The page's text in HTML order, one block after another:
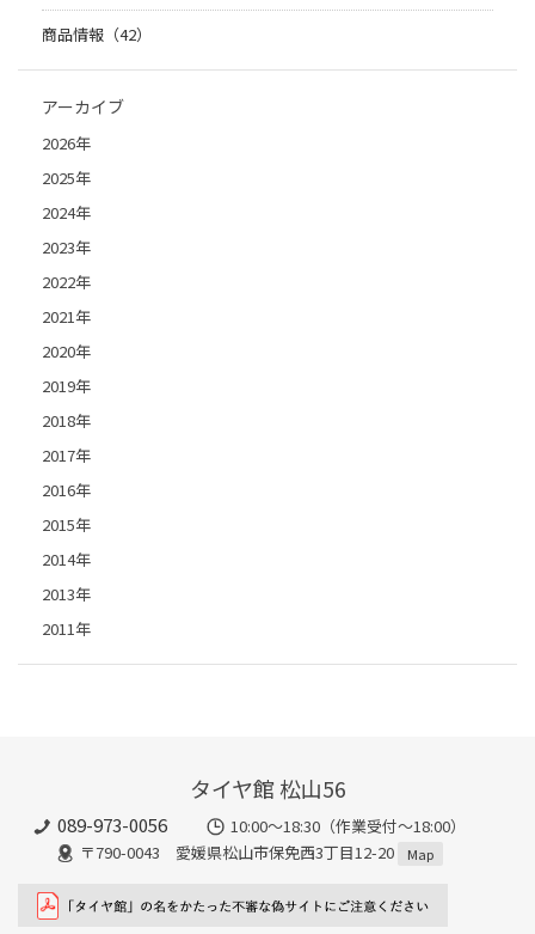
商品情報（42）
アーカイブ
2026年
2025年
2024年
2023年
2022年
2021年
2020年
2019年
2018年
2017年
2016年
2015年
2014年
2013年
2011年
タイヤ館 松山56
089-973-0056
10:00～18:30（作業受付～18:00）
〒790-0043 愛媛県松山市保免西3丁目12-20
Map